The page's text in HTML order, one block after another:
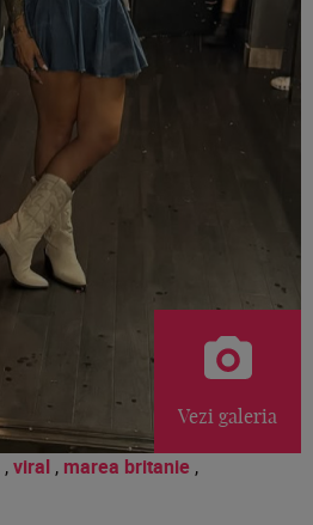
Vezi galeria
,viral , marea britanie ,